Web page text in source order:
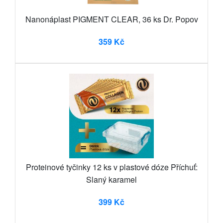
Nanonáplast PIGMENT CLEAR, 36 ks Dr. Popov
359 Kč
Proteinové tyčinky 12 ks v plastové dóze Příchuť:
Slaný karamel
399 Kč